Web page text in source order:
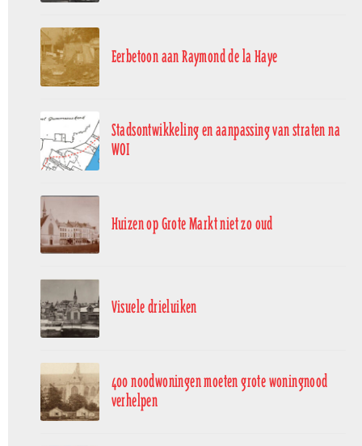
Eerbetoon aan Raymond de la Haye
Stadsontwikkeling en aanpassing van straten na
WOI
Huizen op Grote Markt niet zo oud
Visuele drieluiken
400 noodwoningen moeten grote woningnood
verhelpen